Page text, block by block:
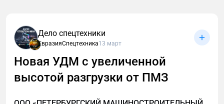
Дело спецтехники
ЕвразияСпецтехника13 март
Новая УДМ с увеличенной
высотой разгрузки от ПМЗ